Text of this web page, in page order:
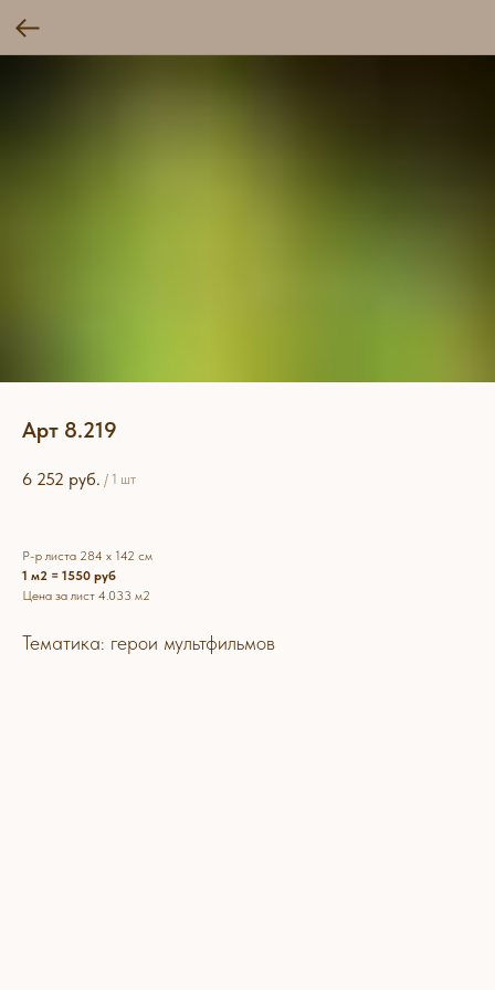
Арт 8.219
6 252 руб. / 1 шт
Р-р листа 284 х 142 см
1 м2 = 1550 руб
Цена за лист 4.033 м2
Тематика: герои мультфильмов